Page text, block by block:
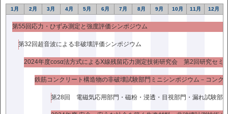
1月 2月 3月 4月 5月 6月 7月 8月 9月 10月 11月 12月
第55回応力・ひずみ測定と強度評価シンポジウム
第32回超音波による非破壊評価シンポジウム
2024年度cosα法方式によるX線残留応力測定技術研究会 第2回研究セミ
研究会案内
部門の他にさらに自由な立場で新規研究を行う（2年間の有効期
限）以下の2つのテーマの研究が活動中です。
cosα法方式によるＸ線残留応力測定技術研究会
活動・研究発表